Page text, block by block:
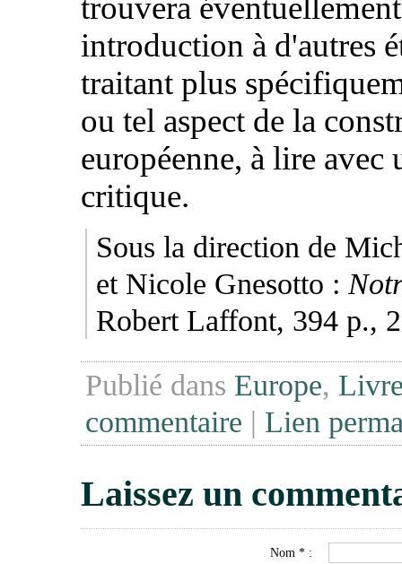
trouvera
introduction à d'autres
traitant plus
ou tel aspect de la
européenne, à lire avec
critique.
Sous la direction de
et Nicole Gnesotto :
Robert Laffont, 394 p.,
Publié dans Europe,
commentaire | Lien
Laissez un
Nom * :